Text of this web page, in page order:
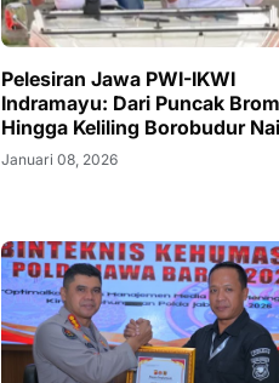
Pelesiran Jawa PWI-IKWI
Indramayu: Dari Puncak
Hingga Keliling Borobudur
Januari 08, 2026